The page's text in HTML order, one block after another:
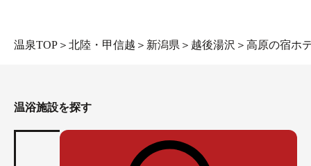
温泉TOP ＞ 北陸・甲信越 ＞ 新潟県 ＞ 越後湯沢 ＞ 高原の宿ホ
温浴施設を探す